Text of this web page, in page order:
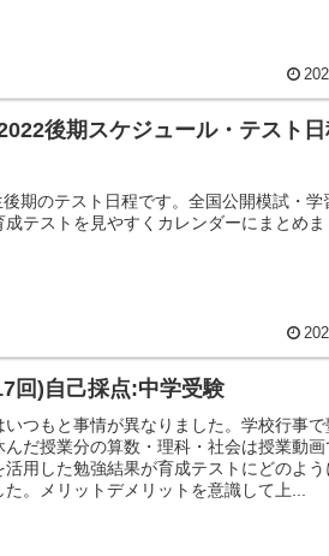
後期スケジュール・テスト
期のテスト日程です。全国公開模試・学
テストを見やすくカレンダーにまとめま
回)自己採点:中学受験
つもと事情が異なりました。学校行事で
んだ授業分の算数・理科・社会は授業動
活用した勉強結果が育成テストにどのよ
。メリットデメリットを意識して上...